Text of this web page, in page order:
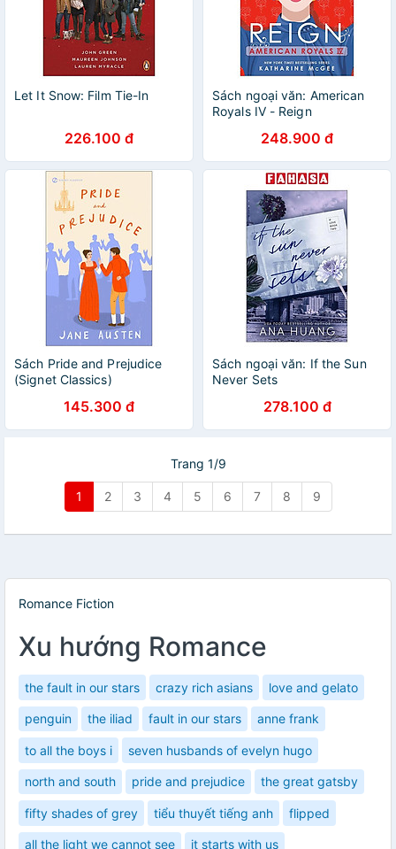
Let It Snow: Film Tie-In
226.100 đ
Sách ngoại văn: American
Royals IV - Reign
248.900 đ
Sách Pride and Prejudice
(Signet Classics)
145.300 đ
Sách ngoại văn: If the Sun
Never Sets
278.100 đ
Trang 1/9
1 2 3 4 5 6 7 8 9
Romance Fiction
Xu hướng Romance
the fault in our stars crazy rich asians love and gelato
penguin the iliad fault in our stars anne frank
to all the boys i seven husbands of evelyn hugo
north and south pride and prejudice the great gatsby
fifty shades of grey tiểu thuyết tiếng anh flipped
all the light we cannot see it starts with us